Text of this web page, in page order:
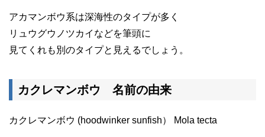
アカマンボウ系は深海性のタイプが多く
リュウグウノツカイなどを筆頭に
見てくれも別のタイプと見えるでしょう。
カクレマンボウ 名前の由来
カクレマンボウ (hoodwinker sunfish） Mola tecta